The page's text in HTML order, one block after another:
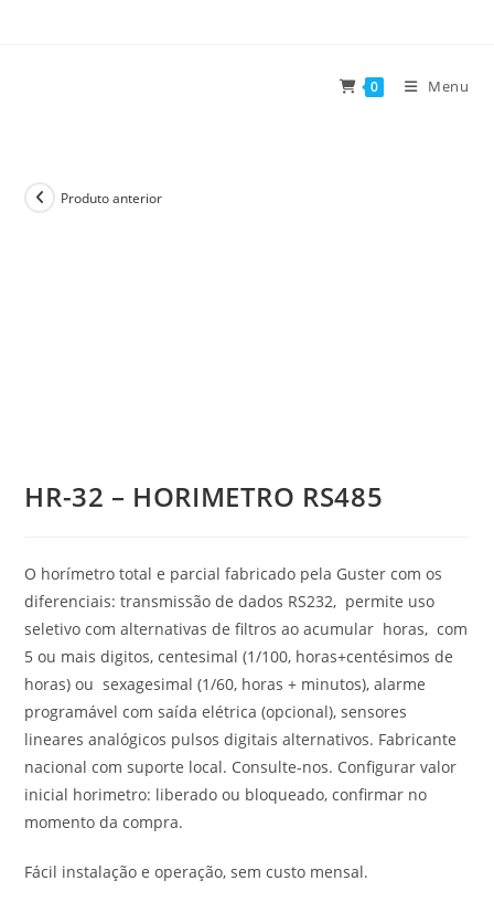
0 Menu
Produto anterior
HR-32 – HORIMETRO RS485
O horímetro total e parcial fabricado pela Guster com os
diferenciais: transmissão de dados RS232, permite uso
seletivo com alternativas de filtros ao acumular horas, com
5 ou mais digitos, centesimal (1/100, horas+centésimos de
horas) ou sexagesimal (1/60, horas + minutos), alarme
programável com saída elétrica (opcional), sensores
lineares analógicos pulsos digitais alternativos. Fabricante
nacional com suporte local. Consulte-nos. Configurar valor
inicial horimetro: liberado ou bloqueado, confirmar no
momento da compra.
Fácil instalação e operação, sem custo mensal.